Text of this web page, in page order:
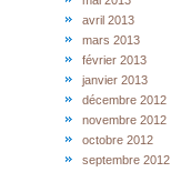
avril 2013
mars 2013
février 2013
janvier 2013
décembre 2012
novembre 2012
octobre 2012
septembre 2012